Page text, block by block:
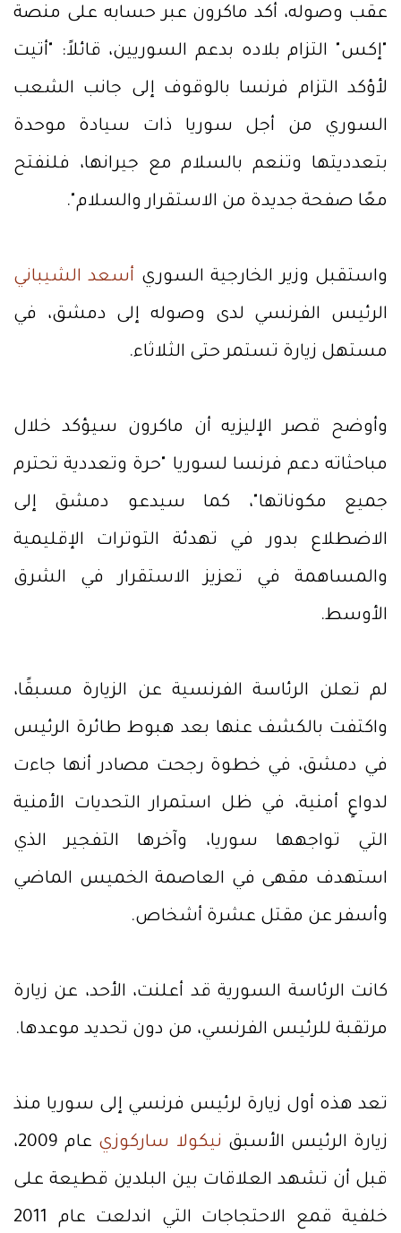
عقب وصوله، أكد ماكرون عبر حسابه على منصة
"إكس" التزام بلاده بدعم السوريين، قائلاً: "أتيت
لأؤكد التزام فرنسا بالوقوف إلى جانب الشعب
السوري من أجل سوريا ذات سيادة موحدة
بتعدديتها وتنعم بالسلام مع جيرانها، فلنفتح
معًا صفحة جديدة من الاستقرار والسلام".
واستقبل وزير الخارجية السوري أسعد الشيباني
الرئيس الفرنسي لدى وصوله إلى دمشق، في
مستهل زيارة تستمر حتى الثلاثاء.
وأوضح قصر الإليزيه أن ماكرون سيؤكد خلال
مباحثاته دعم فرنسا لسوريا "حرة وتعددية تحترم
جميع مكوناتها"، كما سيدعو دمشق إلى
الاضطلاع بدور في تهدئة التوترات الإقليمية
والمساهمة في تعزيز الاستقرار في الشرق
الأوسط.
لم تعلن الرئاسة الفرنسية عن الزيارة مسبقًا،
واكتفت بالكشف عنها بعد هبوط طائرة الرئيس
في دمشق، في خطوة رجحت مصادر أنها جاءت
لدواعٍ أمنية، في ظل استمرار التحديات الأمنية
التي تواجهها سوريا، وآخرها التفجير الذي
استهدف مقهى في العاصمة الخميس الماضي
وأسفر عن مقتل عشرة أشخاص.
كانت الرئاسة السورية قد أعلنت، الأحد، عن زيارة
مرتقبة للرئيس الفرنسي، من دون تحديد موعدها.
تعد هذه أول زيارة لرئيس فرنسي إلى سوريا منذ
زيارة الرئيس الأسبق نيكولا ساركوزي
عام 2009،
قبل أن تشهد العلاقات بين البلدين قطيعة على
خلفية قمع الاحتجاجات التي اندلعت عام 2011